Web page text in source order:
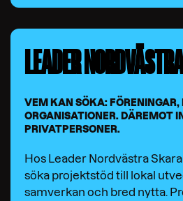
LEADER
VEM KAN SÖKA: FÖRENINGAR,
ORGANISATIONER. DÄREMOT
PRIVATPERSONER.
Hos Leader Nordvästra
söka projektstöd till lokal
samverkan och bred nytta.